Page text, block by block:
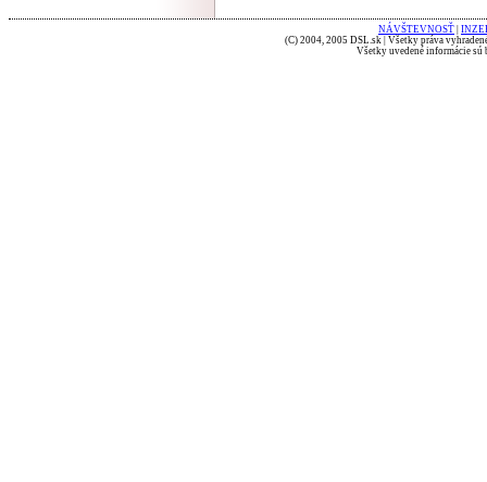
NÁVŠTEVNOSŤ
(C) 2004, 2005 DSL.sk | Všetky práva
Všetky uvedené informácie sú